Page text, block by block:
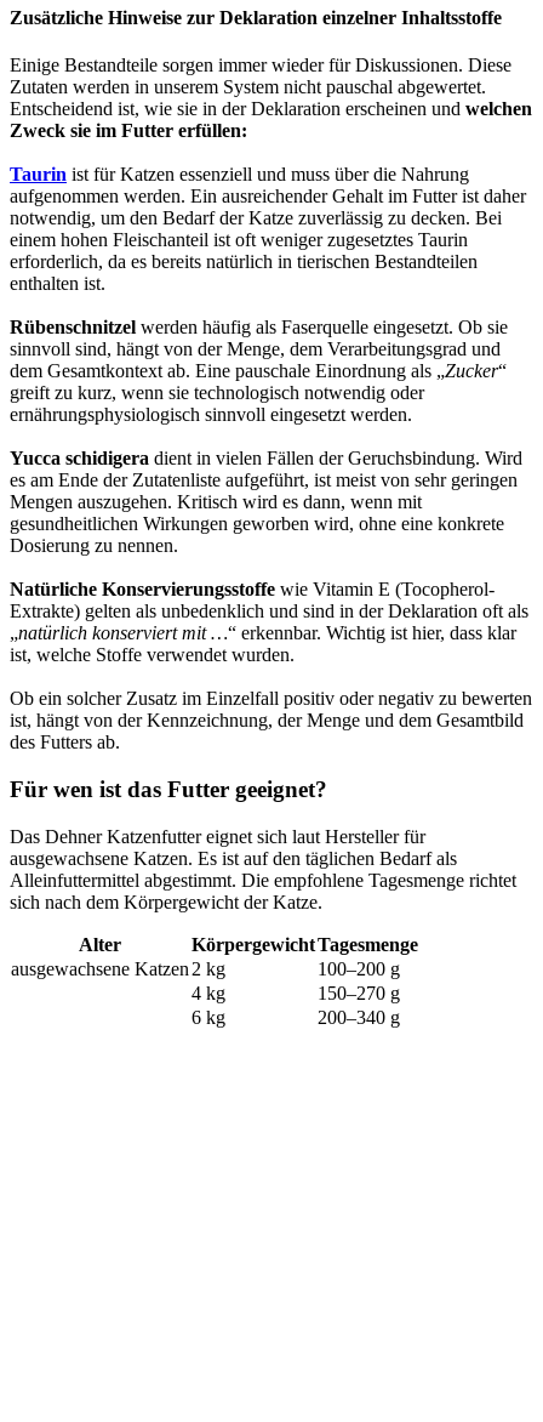
Zusätzliche Hinweise zur Deklaration einzelner Inhaltsstoffe
Einige Bestandteile sorgen immer wieder für Diskussionen. Diese
Zutaten werden in unserem System nicht pauschal abgewertet.
Entscheidend ist, wie sie in der Deklaration erscheinen und welchen
Zweck sie im Futter erfüllen:
Taurin ist für Katzen essenziell und muss über die Nahrung
aufgenommen werden. Ein ausreichender Gehalt im Futter ist daher
notwendig, um den Bedarf der Katze zuverlässig zu decken. Bei
einem hohen Fleischanteil ist oft weniger zugesetztes Taurin
erforderlich, da es bereits natürlich in tierischen Bestandteilen
enthalten ist.
Rübenschnitzel werden häufig als Faserquelle eingesetzt. Ob sie
sinnvoll sind, hängt von der Menge, dem Verarbeitungsgrad und
dem Gesamtkontext ab. Eine pauschale Einordnung als „Zucker“
greift zu kurz, wenn sie technologisch notwendig oder
ernährungsphysiologisch sinnvoll eingesetzt werden.
Yucca schidigera dient in vielen Fällen der Geruchsbindung. Wird
es am Ende der Zutatenliste aufgeführt, ist meist von sehr geringen
Mengen auszugehen. Kritisch wird es dann, wenn mit
gesundheitlichen Wirkungen geworben wird, ohne eine konkrete
Dosierung zu nennen.
Natürliche Konservierungsstoffe wie Vitamin E (Tocopherol-
Extrakte) gelten als unbedenklich und sind in der Deklaration oft als
„natürlich konserviert mit …“ erkennbar. Wichtig ist hier, dass klar
ist, welche Stoffe verwendet wurden.
Ob ein solcher Zusatz im Einzelfall positiv oder negativ zu bewerten
ist, hängt von der Kennzeichnung, der Menge und dem Gesamtbild
des Futters ab.
Für wen ist das Futter geeignet?
Das Dehner Katzenfutter eignet sich laut Hersteller für
ausgewachsene Katzen. Es ist auf den täglichen Bedarf als
Alleinfuttermittel abgestimmt. Die empfohlene Tagesmenge richtet
sich nach dem Körpergewicht der Katze.
Alter KörpergewichtTagesmenge
ausgewachsene Katzen 2 kg
100–200 g
4 kg
150–270 g
6 kg
200–340 g